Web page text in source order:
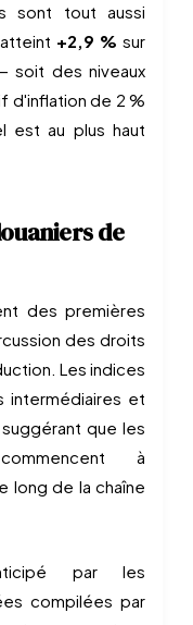
sont tout aussi
+2,9 % sur
soit des niveaux
d'inflation de 2 %
est au plus haut
de
des premières
des droits
Les indices
intermédiaires et
que les
à
long de la chaîne
par les
compilées par